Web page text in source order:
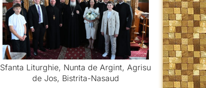
Sfanta Liturghie, Nunta de Argint, Agrisu
de Jos, Bistrita-Nasaud